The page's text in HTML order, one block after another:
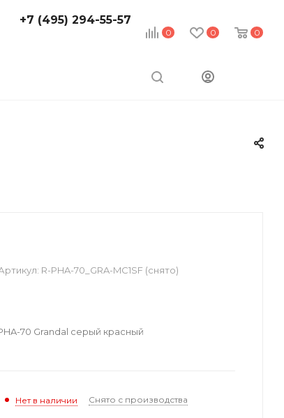
0 0 0
+7 (495) 294-55-57
R-PHA-70_GRA-MC1SF (снято)
70 Grandal серый красный
Нет в наличии Снято с производства